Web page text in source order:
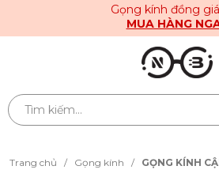
Gọng kính đồng
MUA HÀNG
Trang chủ / Gọng kính / GỌNG KÍNH